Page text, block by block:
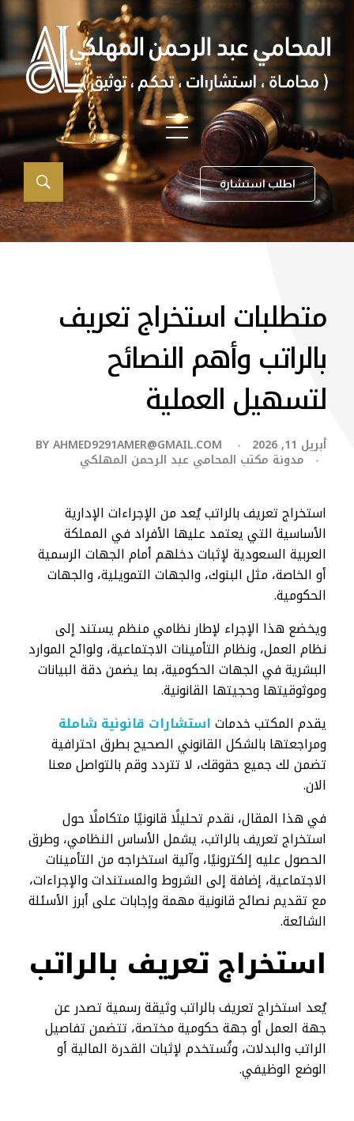
اطلب استشارة
متطلبات استخراج تعريف
بالراتب وأهم النصائح
لتسهيل العملية
أبريل 11, 2026 BYAHMED9291AMER@GMAIL.COM
مدونة مكتب المحامي عبد الرحمن المهلكي
استخراج تعريف بالراتب يُعد من الإجراءات الإدارية
الأساسية التي يعتمد عليها الأفراد في المملكة
العربية السعودية لإثبات دخلهم أمام الجهات الرسمية
أو الخاصة، مثل البنوك، والجهات التمويلية، والجهات
الحكومية.
ويخضع هذا الإجراء لإطار نظامي منظم يستند إلى
نظام العمل، ونظام التأمينات الاجتماعية، ولوائح الموارد
البشرية في الجهات الحكومية، بما يضمن دقة البيانات
وموثوقيتها وحجيتها القانونية.
يقدم المكتب خدماتاستشارات قانونية شاملة
ومراجعتها بالشكل القانوني الصحيح بطرق احترافية
تضمن لك جميع حقوقك، لا تتردد وقم بالتواصل معنا
الان.
في هذا المقال، نقدم تحليلًا قانونيًا متكاملًا حول
استخراج تعريف بالراتب، يشمل الأساس النظامي، وطرق
الحصول عليه إلكترونيًا، وآلية استخراجه من التأمينات
الاجتماعية، إضافة إلى الشروط والمستندات والإجراءات،
مع تقديم نصائح قانونية مهمة وإجابات على أبرز الأسئلة
الشائعة.
استخراج تعريف بالراتب​
يُعد استخراج تعريف بالراتب وثيقة رسمية تصدر عن
جهة العمل أو جهة حكومية مختصة، تتضمن تفاصيل
الراتب والبدلات، وتُستخدم لإثبات القدرة المالية أو
الوضع الوظيفي.